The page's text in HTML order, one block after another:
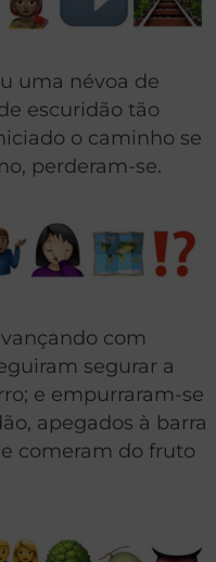
uma névoa de
escuridão tão
o caminho se
perderam-se.
com
segurar a
e empurraram-se
apegados à barra
comeram do fruto